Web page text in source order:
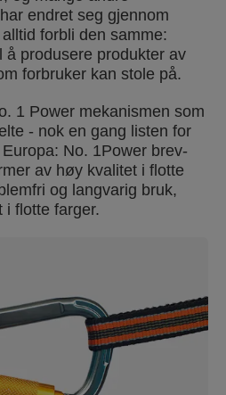
endret seg gjennom
forbli den samme:
å produsere produkter av
forbruker kan stole på.
1 Power mekanismen som
- nok en gang listen for
No. 1Power brev-
av høy kvalitet i flotte
og langvarig bruk,
i flotte farger.